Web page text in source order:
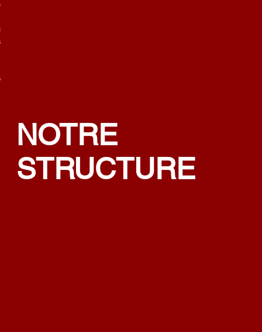
NOTRE
STRUCTURE